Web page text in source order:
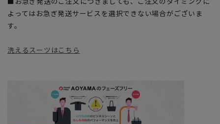
よってはお急ぎ発送サービスを選択できない場合がございま
す。
洗えるスーツはこちら